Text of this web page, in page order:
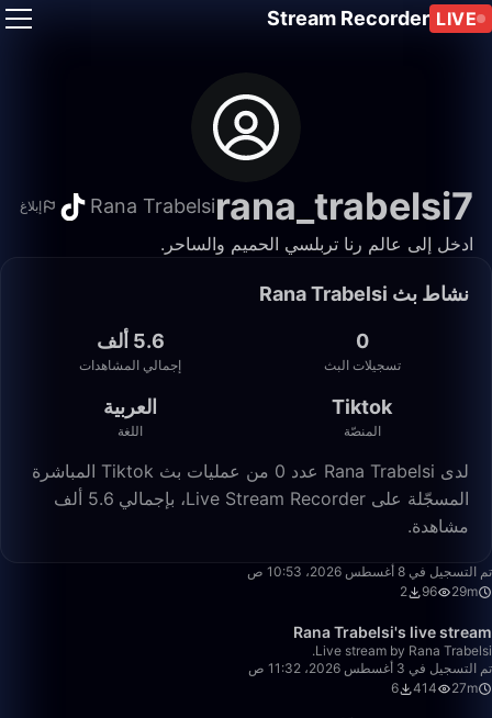
LIVE
Stream Recorder
rana_trabelsi7
Rana Trabelsi إبلاغ
ادخل إلى عالم رنا تربلسي الحميم والساحر.
نشاط بث Rana Trabelsi
0
تسجيلات البث
5.6 ألف
إجمالي المشاهدات
Tiktok
المنصّة
العربية
اللغة
لدى Rana Trabelsi عدد 0 من عمليات بث Tiktok المباشرة
المسجّلة على Live Stream Recorder، بإجمالي 5.6 ألف
مشاهدة.
تم التسجيل في 8 أغسطس 2026، 10:53 ص
29m
96
2
27:24
Rana Trabelsi's live stream
Live stream by Rana Trabelsi.
تم التسجيل في 3 أغسطس 2026، 11:32 ص
27m
414
6
32:00